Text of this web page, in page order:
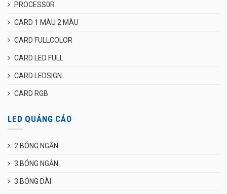
PROCESS0R
CARD 1 MÀU 2 MÀU
CARD FULLCOLOR
CARD LED FULL
CARD LEDSIGN
CARD RGB
LED QUẢNG CÁO
2 BÓNG NGẮN
3 BÓNG NGẮN
3 BÓNG DÀI